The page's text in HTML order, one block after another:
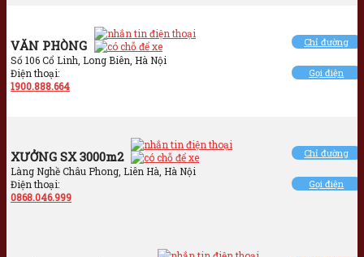
VĂN PHÒNG
Số 106 Cổ Linh, Long Biên, Hà Nội
Điện thoại:
1900.888.664
Chỉ đường
Gọi điện
XƯỞNG SX 3000m2
Làng Nghề Châu Phong, Liên Hà, Hà Nội
Điện thoại:
0868.046.999
Chỉ đường
Gọi điện